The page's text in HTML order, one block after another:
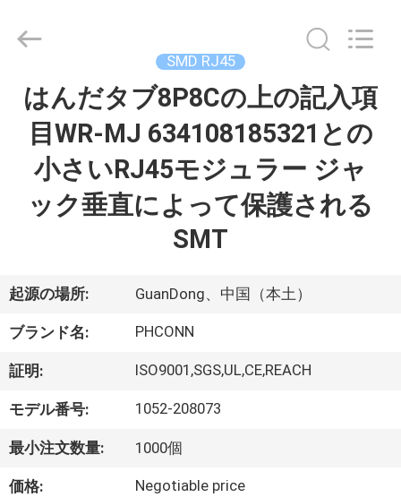
家
ト
私
達
に
つ
2015
Electronics
Reserved.
SMD RJ45
はんだタブ8P8Cの上の記入項
目WR-MJ 634108185321との
小さいRJ45モジュラー ジャ
ック垂直によって保護される
SMT
起源の場所: GuanDong、中国（本土）
ブランド名: PHCONN
証明: ISO9001,SGS,UL,CE,REACH
モデル番号: 1052-208073
最小注文数量: 1000個
価格: Negotiable price